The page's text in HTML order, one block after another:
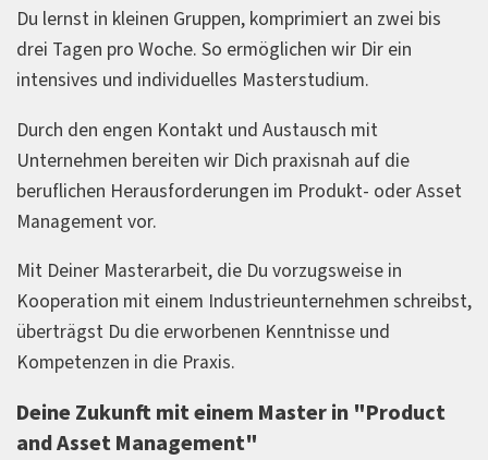
Du lernst in kleinen Gruppen, komprimiert an zwei bis
drei Tagen pro Woche. So ermöglichen wir Dir ein
intensives und individuelles Masterstudium.
Durch den engen Kontakt und Austausch mit
Unternehmen bereiten wir Dich praxisnah auf die
beruflichen Herausforderungen im Produkt- oder Asset
Management vor.
Mit Deiner Masterarbeit, die Du vorzugsweise in
Kooperation mit einem Industrieunternehmen schreibst,
überträgst Du die erworbenen Kenntnisse und
Kompetenzen in die Praxis.
Deine Zukunft mit einem Master in "Product
and Asset Management"